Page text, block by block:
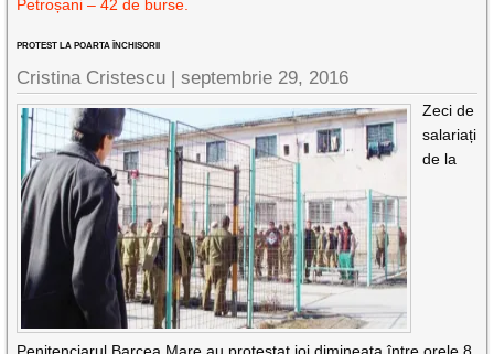
Petroșani – 42 de burse.
PROTEST LA POARTA ÎNCHISORII
Cristina Cristescu |septembrie 29, 2016
Zeci de
salariați
de la